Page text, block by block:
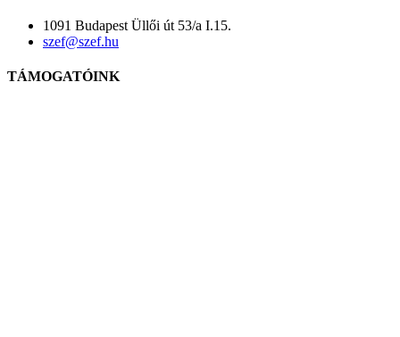
1091 Budapest Üllői út 53/a I.15.
szef@szef.hu
TÁMOGATÓINK